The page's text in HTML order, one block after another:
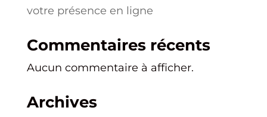
votre présence en ligne
Commentaires récents
Aucun commentaire à afficher.
Archives